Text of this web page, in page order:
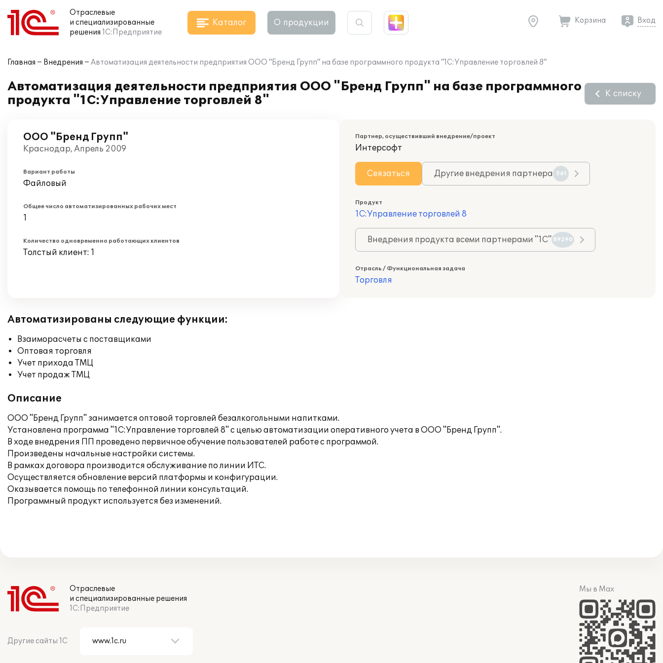
Отраслевые
и специализированные
решения 1С:Предприятие
Каталог О продукции Корзина Вход
Главная Внедрения Автоматизация деятельности предприятия ООО "Бренд Групп" на базе программного продукта "1С:Управление торговлей 8"
Автоматизация деятельности предприятия ООО "Бренд Групп" на базе программного
продукта "1С:Управление торговлей 8"
К списку
ООО "Бренд Групп"
Краснодар, Апрель 2009
Вариант работы
Файловый
Общее число автоматизированных рабочих мест
1
Количество одновременно работающих клиентов
Толстый клиент: 1
Партнер, осуществивший внедрение/проект
Интерсофт
Связаться Другие внедрения партнера 561
Продукт
1С:Управление торговлей 8
Внедрения продукта всеми партнерами "1С" 89290
Отрасль / Функциональная задача
Торговля
Автоматизированы следующие функции:
Взаиморасчеты с поставщиками
Оптовая торговля
Учет прихода ТМЦ
Учет продаж ТМЦ
Описание
ООО "Бренд Групп" занимается оптовой торговлей безалкогольными напитками.
Установлена программа "1С:Управление торговлей 8" с целью автоматизации оперативного учета в ООО "Бренд Групп".
В ходе внедрения ПП проведено первичное обучение пользователей работе с программой.
Произведены начальные настройки системы.
В рамках договора производится обслуживание по линии ИТС.
Осуществляется обновление версий платформы и конфигурации.
Оказывается помощь по телефонной линии консультаций.
Программный продукт используется без изменений.
Отраслевые
и специализированные решения
1С:Предприятие
Другие сайты 1С
Мы в Max